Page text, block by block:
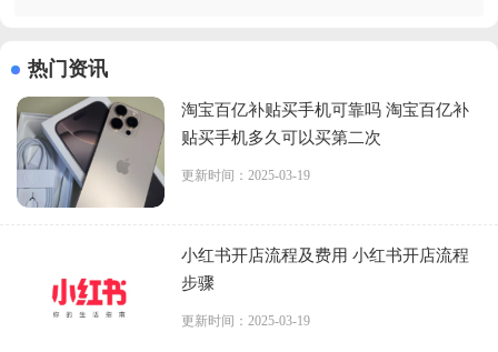
热门资讯
淘宝百亿补贴买手机可靠吗 淘宝百亿补
贴买手机多久可以买第二次
更新时间：2025-03-19
小红书开店流程及费用 小红书开店流程
步骤
更新时间：2025-03-19